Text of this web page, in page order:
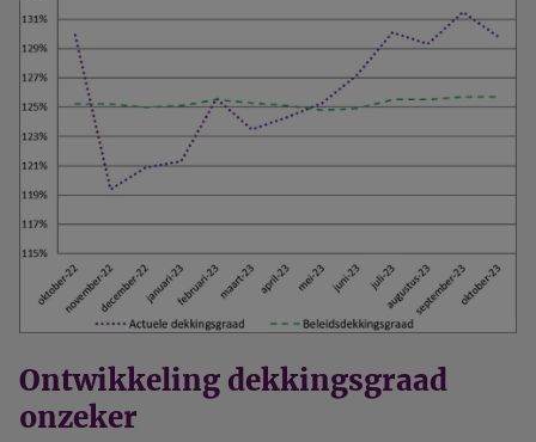
Ontwikkeling dekkingsgraad
onzeker